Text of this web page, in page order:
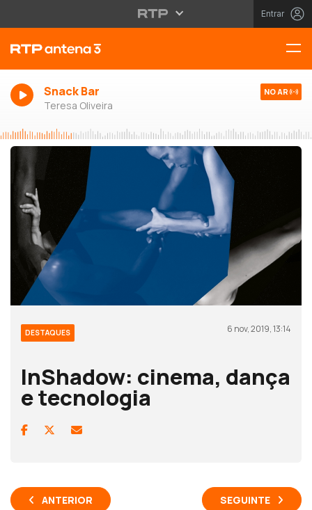
Entrar
Snack Bar
Teresa Oliveira
NO AR
DESTAQUES 6 nov, 2019, 13:14
InShadow: cinema, dança
e tecnologia
ANTERIOR SEGUINTE